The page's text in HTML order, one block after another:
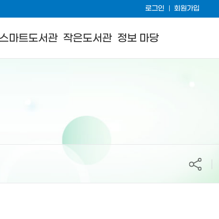
로그인 회원가입
스마트도서관 작은도서관 정보 마당
공유